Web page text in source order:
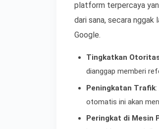
platform terpercaya
dari sana, secara nggak
Google.
Tingkatkan
dianggap memberi
Peningkatan Trafik:
otomatis ini akan
Peringkat di Mesin